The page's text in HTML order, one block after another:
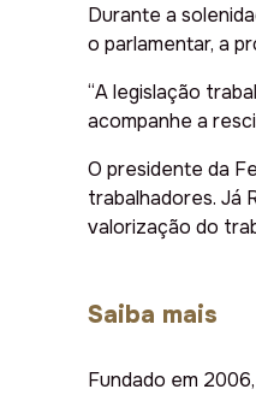
Durante a
o parlamentar, a
“A legislação
acompanhe a
O presidente da
trabalhadores. Já
valorização do
Saiba mais
Fundado em